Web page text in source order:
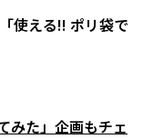
使える!! ポリ袋で
みた」企画もチェ